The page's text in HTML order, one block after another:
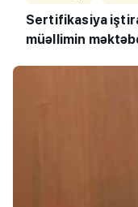
Sertifikasiya
müəllimin